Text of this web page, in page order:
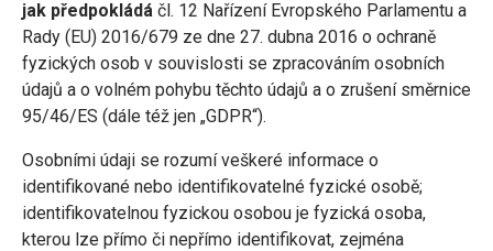
jak předpokládá čl. 12 Nařízení Evropského Parlamentu a
Rady (EU) 2016/679 ze dne 27. dubna 2016 o ochraně
fyzických osob v souvislosti se zpracováním osobních
údajů a o volném pohybu těchto údajů a o zrušení směrnice
95/46/ES (dále též jen „GDPR“).
Osobními údaji se rozumí veškeré informace o
identifikované nebo identifikovatelné fyzické osobě;
identifikovatelnou fyzickou osobou je fyzická osoba,
kterou lze přímo či nepřímo identifikovat, zejména